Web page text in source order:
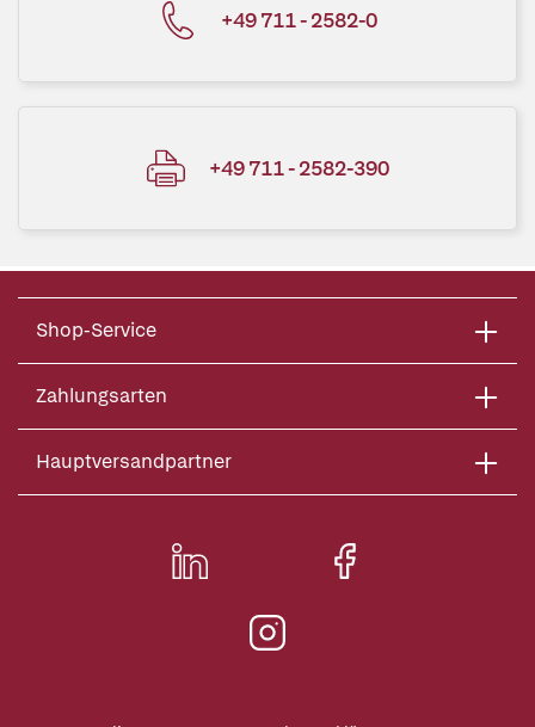
+49 711 - 2582-0
+49 711 - 2582-390
Shop-Service
Zahlungsarten
Hauptversandpartner